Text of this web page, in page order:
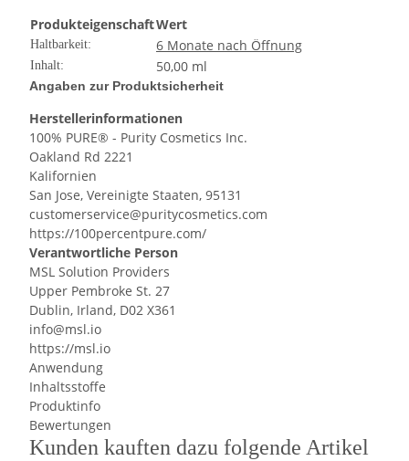
ProdukteigenschaftWert
Haltbarkeit: 6 Monate nach Öffnung
Inhalt: 50,00 ml
Angaben zur Produktsicherheit
Herstellerinformationen
100% PURE® - Purity Cosmetics Inc.
Oakland Rd 2221
Kalifornien
San Jose, Vereinigte Staaten, 95131
customerservice@puritycosmetics.com
https://100percentpure.com/
Verantwortliche Person
MSL Solution Providers
Upper Pembroke St. 27
Dublin, Irland, D02 X361
info@msl.io
https://msl.io
Anwendung
Inhaltsstoffe
Produktinfo
Bewertungen
Kunden kauften dazu folgende Artikel